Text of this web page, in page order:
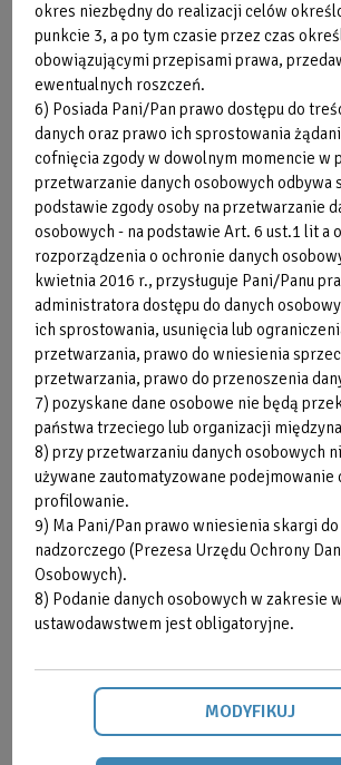
Wiata "Pod Dębem":
okres niezbędny do realizacji celów
punkcie 3, a po tym czasie przez czas
obowiązującymi przepisami prawa,
ewentualnych roszczeń.
6) Posiada Pani/Pan prawo dostępu do
danych oraz prawo ich sprostowania
cofnięcia zgody w dowolnym momencie w
przetwarzanie danych osobowych odbywa
podstawie zgody osoby na przetwarzanie
osobowych - na podstawie Art. 6 ust.1 lit a
rozporządzenia o ochronie danych
kwietnia 2016 r., przysługuje Pani/Panu
administratora dostępu do danych
ich sprostowania, usunięcia lub
przetwarzania, prawo do wniesienia
przetwarzania, prawo do przenoszenia
7) pozyskane dane osobowe nie będą
państwa trzeciego lub organizacji
8) przy przetwarzaniu danych osobowych
używane zautomatyzowane podejmowanie
profilowanie.
9) Ma Pani/Pan prawo wniesienia skargi
nadzorczego (Prezesa Urzędu Ochrony
Osobowych).
8) Podanie danych osobowych w zakresie
ustawodawstwem jest obligatoryjne.
MODYFIKUJ